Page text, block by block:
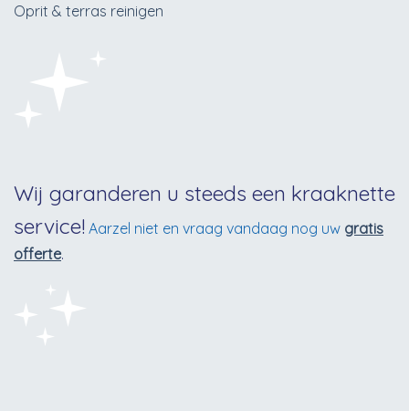
Oprit & terras reinigen
Wij garanderen u steeds een kraaknette
service! Aarzel niet en vraag vandaag nog uw gratis
offerte.